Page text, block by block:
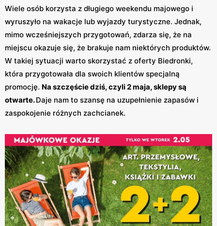
Wiele osób korzysta z długiego weekendu majowego i
wyruszyło na wakacje lub wyjazdy turystyczne. Jednak,
mimo wcześniejszych przygotowań, zdarza się, że na
miejscu okazuje się, że brakuje nam niektórych produktów.
W takiej sytuacji warto skorzystać z oferty Biedronki,
która przygotowała dla swoich klientów specjalną
promocję. Na szczęście dziś, czyli 2 maja, sklepy są
otwarte.Daje nam to szansę na uzupełnienie zapasów i
zaspokojenie różnych zachcianek.